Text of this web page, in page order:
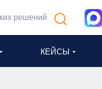
решений
КЕЙСЫ